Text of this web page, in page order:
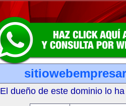
El dueño de este dominio lo